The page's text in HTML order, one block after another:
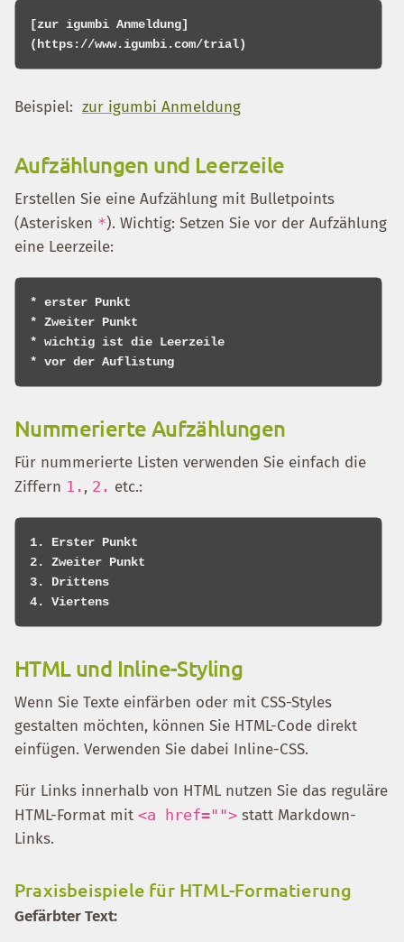
[zur igumbi Anmeldung]
Beispiel: zur igumbi Anmeldung
Aufzählungen und Leerzeile
Erstellen Sie eine Aufzählung mit Bulletpoints
(Asterisken *). Wichtig: Setzen Sie vor der Aufzählung
eine Leerzeile:
* erster Punkt
* Zweiter Punkt
* wichtig ist die Leerzeile
Nummerierte Aufzählungen
Für nummerierte Listen verwenden Sie einfach die
Ziffern 1. , 2. etc.:
1. Erster Punkt
2. Zweiter Punkt
3. Drittens
HTML und Inline-Styling
Wenn Sie Texte einfärben oder mit CSS-Styles
gestalten möchten, können Sie HTML-Code direkt
einfügen. Verwenden Sie dabei Inline-CSS.
Für Links innerhalb von HTML nutzen Sie das reguläre
HTML-Format mit <a href=""> statt Markdown-
Links.
Praxisbeispiele für HTML-Formatierung
Gefärbter Text: